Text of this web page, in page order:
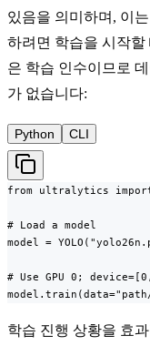
있음을 의미하며, 이
하려면 학습을 시작할
은 학습 인수이므로
가 없습니다:
Python CLI
from ultralytics import
# Load a model
model =
# Use GPU 0;
학습 진행 상황을 효